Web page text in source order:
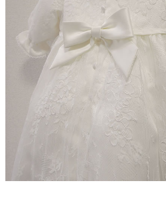
【ドレスリメイク】レースのベビ
チュアドレス
【ドレスリメイク】ラビットペア
ード
【ドレスリメイク】セレモニーバ
【ドレスリメイク】夢みるフリル
【ドレスリメイク】ダッフィーと
ェディングドレス